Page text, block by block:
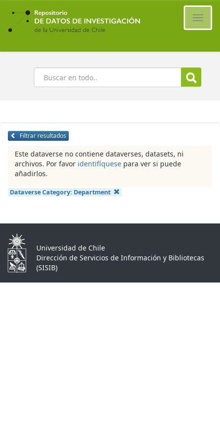
Ir
contenido
principal
Buscar
Filtrar resultados
Este dataverse no contiene dataverses, datasets, ni
archivos. Por favor identifíquese para ver si puede
añadirlos.
Dataverse Category: Department
Universidad de Chile
Dirección de Servicios de Información y Bibliotecas
(SISIB)